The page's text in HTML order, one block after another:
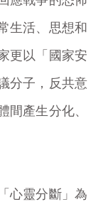
生活、思想和
更以「國家安
分子，反共意
間產生分化、
心靈分斷」為